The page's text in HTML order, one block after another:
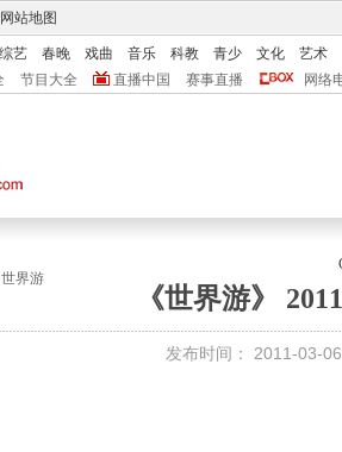
网站地图
综艺 春晚 戏曲 音乐 科教 青少 文化
艺术
节目大全 直播中国 赛事直播 网络
世界游
《世界游》
发布时间： 2011-03-